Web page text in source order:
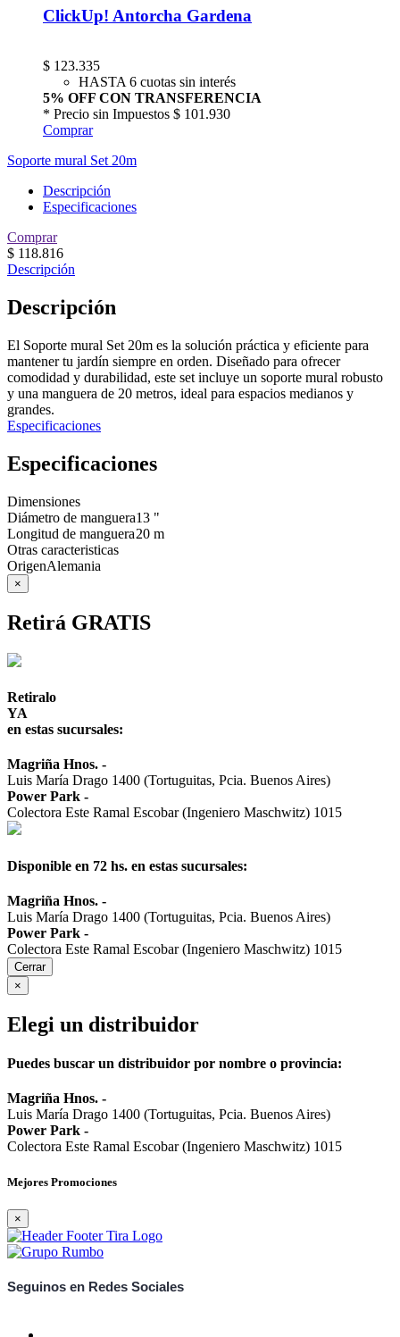
ClickUp! Antorcha Gardena
$ 123.335
HASTA 6 cuotas sin interés
5% OFF CON TRANSFERENCIA
* Precio sin Impuestos $ 101.930
Comprar
Soporte mural Set 20m
Descripción
Especificaciones
Comprar
$ 118.816
Descripción
Descripción
El Soporte mural Set 20m es la solución práctica y eficiente para
mantener tu jardín siempre en orden. Diseñado para ofrecer
comodidad y durabilidad, este set incluye un soporte mural robusto
y una manguera de 20 metros, ideal para espacios medianos y
grandes.
Especificaciones
Especificaciones
Dimensiones
Diámetro de manguera13 "
Longitud de manguera20 m
Otras caracteristicas
OrigenAlemania
×
Retirá GRATIS
Retiralo
YA
en estas sucursales:
Magriña Hnos. -
Luis María Drago 1400 (Tortuguitas, Pcia. Buenos Aires)
Power Park -
Colectora Este Ramal Escobar (Ingeniero Maschwitz) 1015
Disponible en 72 hs. en estas sucursales:
Magriña Hnos. -
Luis María Drago 1400 (Tortuguitas, Pcia. Buenos Aires)
Power Park -
Colectora Este Ramal Escobar (Ingeniero Maschwitz) 1015
Cerrar
×
Elegi un distribuidor
Puedes buscar un distribuidor por nombre o provincia:
Magriña Hnos. -
Luis María Drago 1400 (Tortuguitas, Pcia. Buenos Aires)
Power Park -
Colectora Este Ramal Escobar (Ingeniero Maschwitz) 1015
Mejores Promociones
×
Seguinos en Redes Sociales